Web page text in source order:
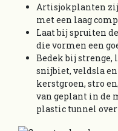
Artisjokplanten
met een laag
Laat bij spruiten
die vormen een
Bedek bij strenge,
snijbiet, veldsla
kerstgroen, stro
van geplant in de
plastic tunnel